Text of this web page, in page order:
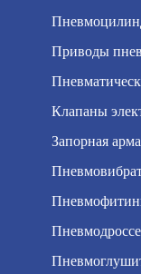
Приводы
Клапаны
Запорная